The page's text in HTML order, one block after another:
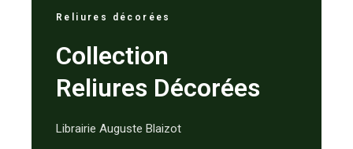
Reliures décorées
Collection
Reliures Décorées
Librairie Auguste Blaizot